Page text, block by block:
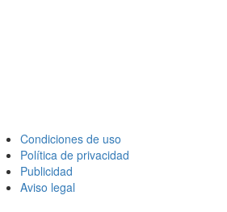
Condiciones de uso
Política de privacidad
Publicidad
Aviso legal